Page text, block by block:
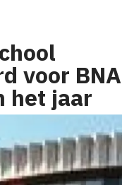
voor BNA
het jaar